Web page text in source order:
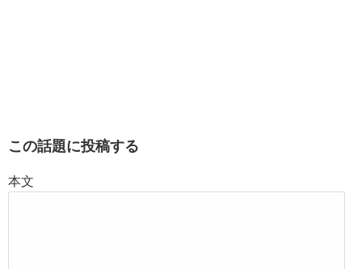
この話題に投稿する
本文